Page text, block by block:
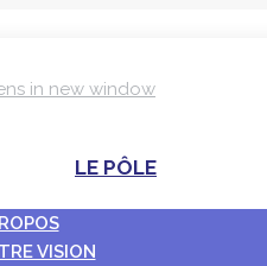
in new window
LE PÔLE
VISION